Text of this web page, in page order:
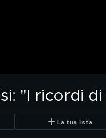
"I ricordi
La tua lista